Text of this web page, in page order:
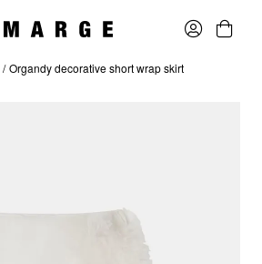
Organdy decorative short wrap skirt